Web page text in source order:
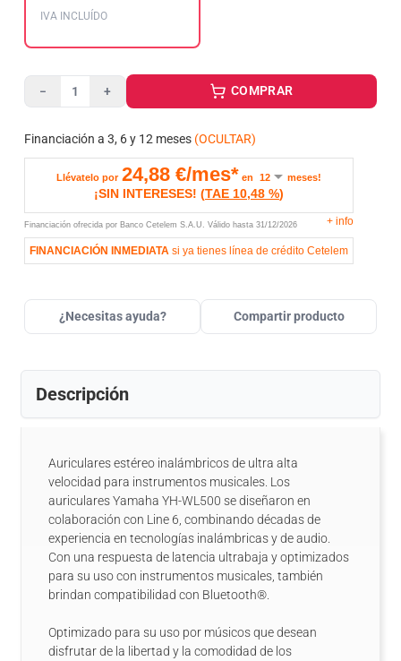
IVA INCLUÍDO
− + COMPRAR
Financiación a 3, 6 y 12 meses (OCULTAR)
Llévatelo por 24,88 €/mes* en meses!
¡SIN INTERESES! (TAE 10,48 %)
Financiación ofrecida por Banco Cetelem S.A.U. Válido hasta 31/12/2026 + info
FINANCIACIÓN INMEDIATA si ya tienes línea de crédito Cetelem
¿Necesitas ayuda? Compartir producto
Descripción
Auriculares estéreo inalámbricos de ultra alta
velocidad para instrumentos musicales. Los
auriculares Yamaha YH-WL500 se diseñaron en
colaboración con Line 6, combinando décadas de
experiencia en tecnologías inalámbricas y de audio.
Con una respuesta de latencia ultrabaja y optimizados
para su uso con instrumentos musicales, también
brindan compatibilidad con Bluetooth®.
Optimizado para su uso por músicos que desean
disfrutar de la libertad y la comodidad de los